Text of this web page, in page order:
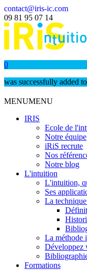
contact@iris-ic.com
09 81 95 07 14
0
was successfully added
MENUMENU
IRIS
Ecole de
Notre équipe
iRiS recrute
Nos
Notre blog
L'intuition
L'intuition,
Ses
La
La méthode
Développez
Formations